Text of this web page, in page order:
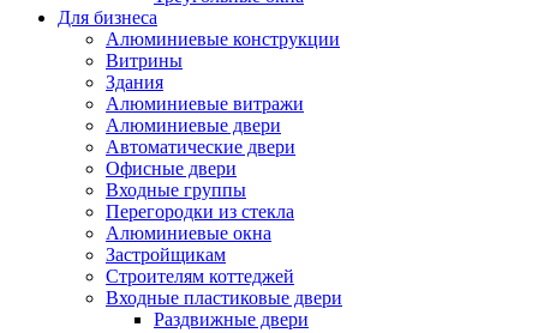
Для бизнеса
Алюминиевые конструкции
Витрины
Здания
Алюминиевые витражи
Алюминиевые двери
Автоматические двери
Офисные двери
Входные группы
Перегородки из стекла
Алюминиевые окна
Застройщикам
Строителям коттеджей
Входные пластиковые двери
Раздвижные двери